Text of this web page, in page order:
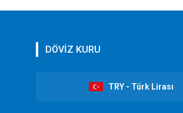
DÖVİZ KURU
TRY - Türk Lirası